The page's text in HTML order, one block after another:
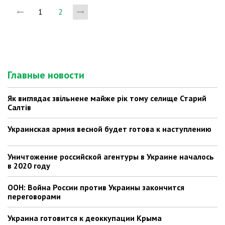
1 2
Главные новости
Як виглядає звільнене майже рік тому селище Старий
Салтів
Украинская армия весной будет готова к наступлению
Уничтожение российской агентуры в Украине началось
в 2020 году
ООН: Война России против Украины закончится
переговорами
Украина готовится к деоккупации Крыма